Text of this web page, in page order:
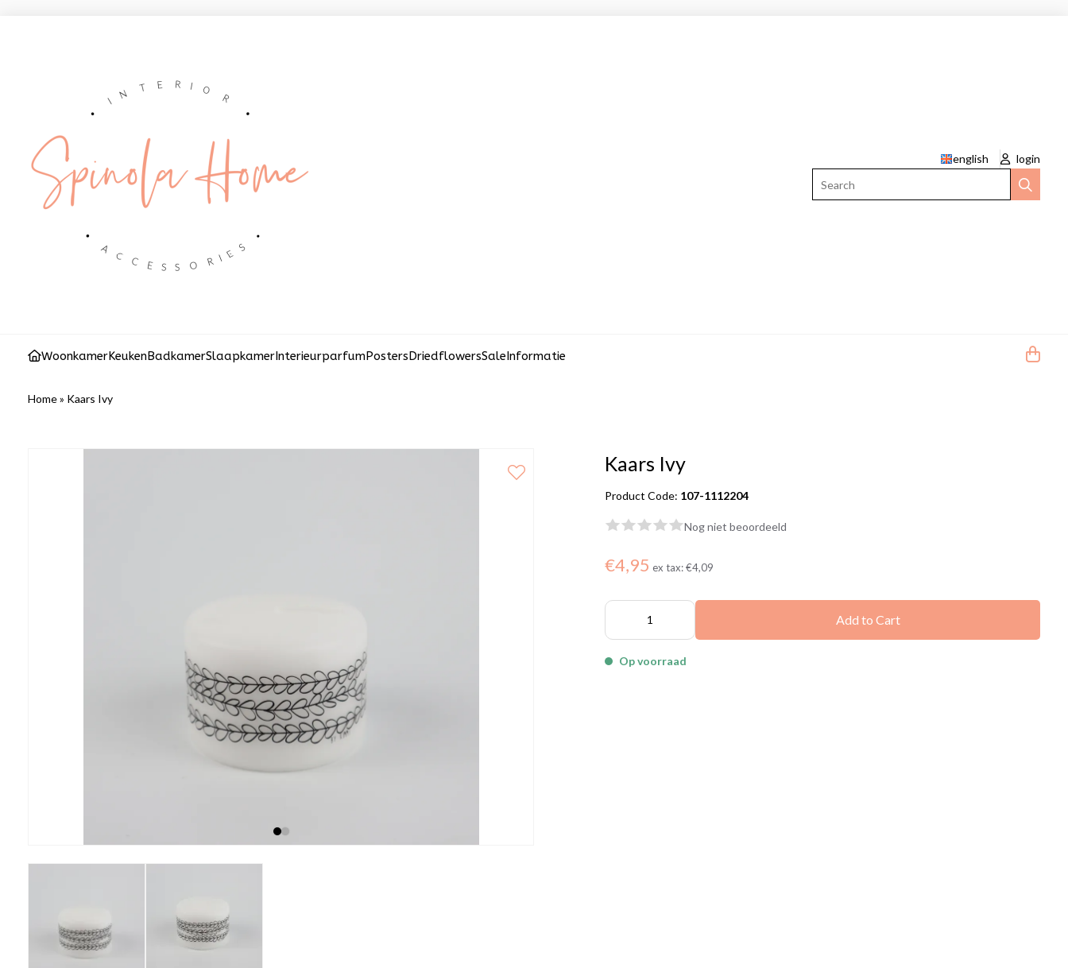
english
login
WoonkamerKeukenBadkamerSlaapkamerInterieurparfumPostersDriedflowersSaleInformatie
Home» Kaars Ivy
Kaars Ivy
Product Code: 107-1112204
Nog niet beoordeeld
€4,95 ex tax:€4,09
Add to Cart
Op voorraad